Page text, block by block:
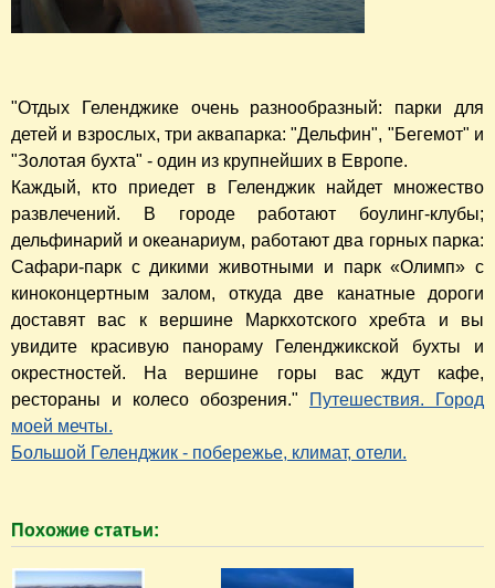
"Отдых Геленджике очень разнообразный: парки для
детей и взрослых, три аквапарка: "Дельфин", "Бегемот" и
"Золотая бухта" - один из крупнейших в Европе.
Каждый, кто приедет в Геленджик найдет множество
развлечений. В городе работают боулинг-клубы;
дельфинарий и океанариум, работают два горных парка:
Сафари-парк с дикими животными и парк «Олимп» с
киноконцертным залом, откуда две канатные дороги
доставят вас к вершине Маркхотского хребта и вы
увидите красивую панораму Геленджикской бухты и
окрестностей. На вершине горы вас ждут кафе,
рестораны и колесо обозрения."
Путешествия. Город
моей мечты.
Большой Геленджик - побережье, климат, отели.
Похожие статьи: